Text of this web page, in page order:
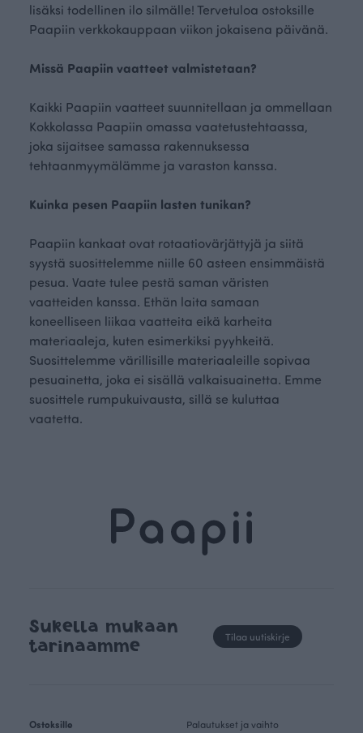
lisäksi todellinen ilo silmälle! Tervetuloa ostoksille
Paapiin verkkokauppaan viikon jokaisena päivänä.
Missä Paapiin vaatteet valmistetaan?
Kaikki Paapiin vaatteet suunnitellaan ja ommellaan
Kokkolassa Paapiin omassa vaatetustehtaassa,
joka sijaitsee samassa rakennuksessa
tehtaanmyymälämme ja varaston kanssa.
Kuinka pesen Paapiin lasten tunikan?
Paapiin kankaat ovat rotaatiovärjättyjä ja siitä
syystä suosittelemme niille 60 asteen ensimmäistä
pesua. Vaate tulee pestä saman väristen
vaatteiden kanssa. Ethän laita samaan
koneelliseen liikaa vaatteita eikä karheita
materiaaleja, kuten esimerkiksi pyyhkeitä.
Suosittelemme värillisille materiaaleille sopivaa
pesuainetta, joka ei sisällä valkaisuainetta. Emme
suosittele rumpukuivausta, sillä se kuluttaa
vaatetta.
Sukella mukaan
tarinaamme
Tilaa uutiskirje
Ostoksille
Palautukset ja vaihto